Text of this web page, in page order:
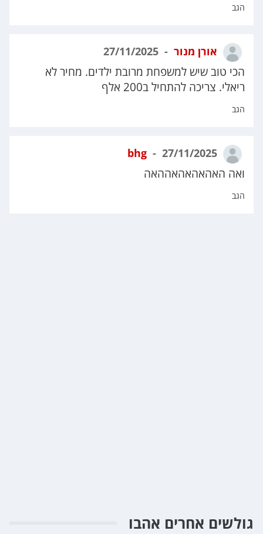
הגב
אורן מנור
הכי טוב שיש למשפחת מרובת ילדים. מחיר לא
ריאלי. צריכה להתחיל ב200 אלף
הגב
bhg 27/11/2025
ואה האהאהאהאההאה
הגב
גולשים אחרים אהבו